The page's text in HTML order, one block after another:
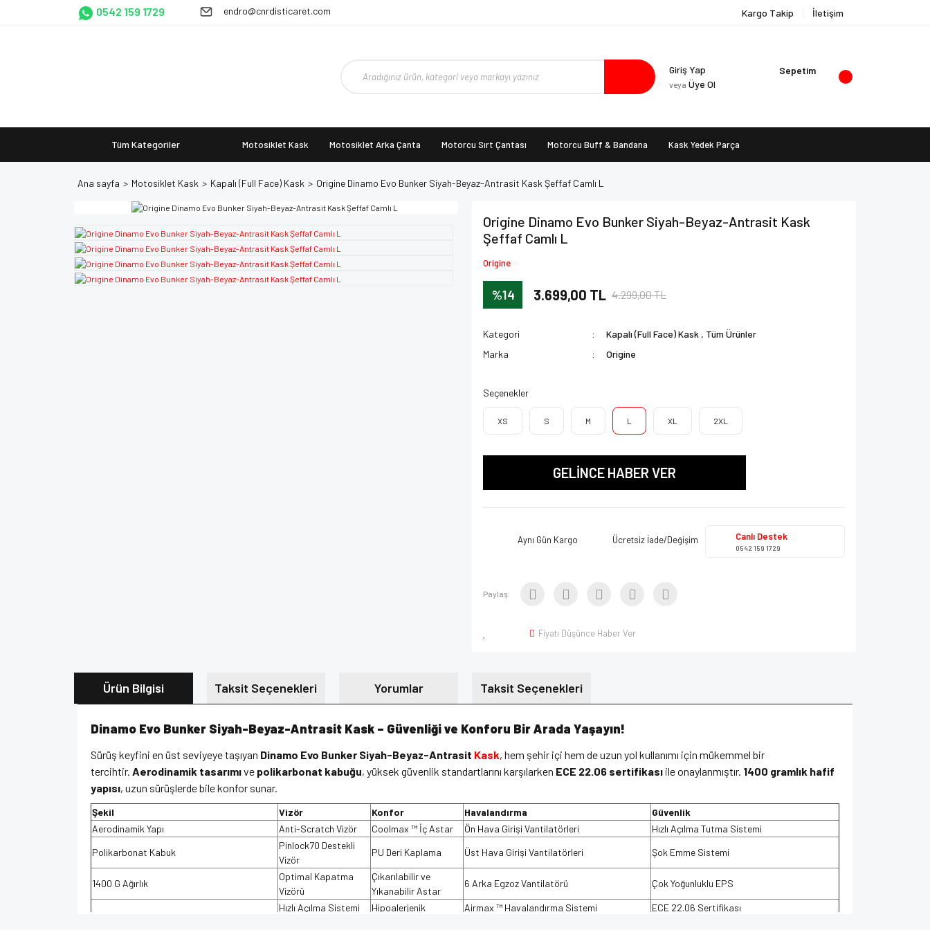
0542 159 1729 endro@cnrdisticaret.com Kargo Takip İletişim
Giriş Yap
veya Üye Ol
Sepetim
Tüm Kategoriler Motosiklet Kask Motosiklet Arka Çanta Motorcu Sırt Çantası Motorcu Buff & Bandana Kask Yedek Parça
Ana sayfa Motosiklet Kask Kapalı (Full Face) Kask Origine Dinamo Evo Bunker Siyah-Beyaz-Antrasit Kask Şeffaf Camlı L
Origine Dinamo Evo Bunker Siyah-Beyaz-Antrasit Kask
Şeffaf Camlı L
Origine
%14 3.699,00 TL 4.299,00 TL
Kategori Kapalı (Full Face) Kask , Tüm Ürünler
Marka
Origine
Seçenekler
XS S M L XL 2XL
GELİNCE HABER VER
Aynı Gün Kargo Ücretsiz İade/Değişim Canlı Destek
0542 159 1729
Paylaş:
Fiyatı Düşünce Haber Ver
Ürün Bilgisi Taksit Seçenekleri Yorumlar Taksit Seçenekleri
Dinamo Evo Bunker Siyah-Beyaz-Antrasit Kask – Güvenliği ve Konforu Bir Arada Yaşayın!
Sürüş keyfini en üst seviyeye taşıyan Dinamo Evo Bunker Siyah-Beyaz-Antrasit Kask, hem şehir içi hem de uzun yol kullanımı için mükemmel bir
tercihtir. Aerodinamik tasarımıve polikarbonat kabuğu, yüksek güvenlik standartlarını karşılarken ECE 22.06 sertifikası ile onaylanmıştır. 1400 gramlık hafif
yapısı, uzun sürüşlerde bile konfor sunar.
Şekil Vizör Konfor Havalandırma
Güvenlik
Aerodinamik Yapı
Anti-Scratch Vizör Coolmax ™ İç Astar Ön Hava Girişi Vantilatörleri
Hızlı Açılma Tutma Sistemi
Polikarbonat Kabuk
Pinlock70 Destekli
Vizör
PU Deri Kaplama Üst Hava Girişi Vantilatörleri Şok Emme Sistemi
1400 G Ağırlık
Optimal Kapatma
Vizörü
Çıkarılabilir ve
Yıkanabilir Astar
6 Arka Egzoz Vantilatörü Çok Yoğunluklu EPS
Hızlı Açılma Sistemi Hipoalerjenik Airmax ™ Havalandırma Sistemi
ECE 22.06 Sertifikası